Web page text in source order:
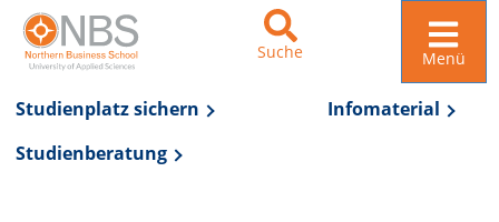
Suche Menü
Studienplatz sichern
Infomaterial
Studienberatung